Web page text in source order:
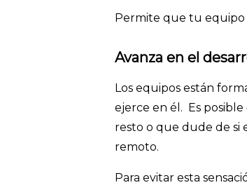
Permite que tu equipo
Avanza en el
Los equipos están
ejerce en él. Es
resto o que dude de si
remoto.
Para evitar esta